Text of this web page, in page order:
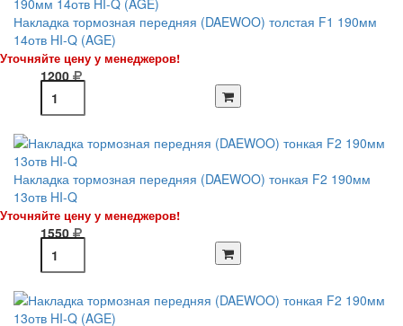
Накладка тормозная передняя (DAEWOO) толстая F1 190мм
14отв HI-Q (AGE)
Уточняйте цену у менеджеров!
1200
Накладка тормозная передняя (DAEWOO) тонкая F2 190мм
13отв HI-Q
Уточняйте цену у менеджеров!
1550